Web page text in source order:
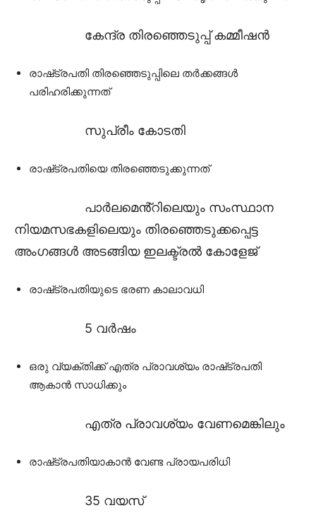
കേന്ദ്ര തിരഞ്ഞെടുപ്പ് കമ്മീഷൻ
രാഷ്‌ട്രപതി തിരഞ്ഞെടുപ്പിലെ തർക്കങ്ങൾ
പരിഹരിക്കുന്നത്
സുപ്രീം കോടതി
രാഷ്‌ട്രപതിയെ തിരഞ്ഞെടുക്കുന്നത്
പാർലമെൻ്റിലെയും സംസ്ഥാന
നിയമസഭകളിലെയും തിരഞ്ഞെടുക്കപ്പെട്ട
അംഗങ്ങൾ അടങ്ങിയ ഇലക്ട്രൽ കോളേജ്
രാഷ്‌ട്രപതിയുടെ ഭരണ കാലാവധി
5 വർഷം
ഒരു വ്യക്തിക്ക് എത്ര പ്രാവശ്യം രാഷ്‌ട്രപതി
ആകാൻ സാധിക്കും
എത്ര പ്രാവശ്യം വേണമെങ്കിലും
രാഷ്‌ട്രപതിയാകാൻ വേണ്ട പ്രായപരിധി
35 വയസ്